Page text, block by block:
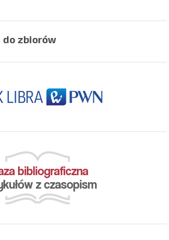
do zbiorów